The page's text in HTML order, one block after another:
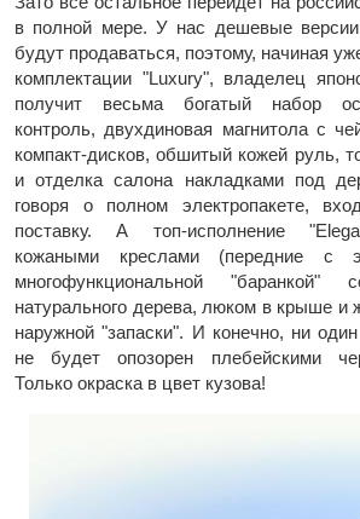
в полной мере. У нас дешевые
будут продаваться, поэтому, начиная
комплектации "Luxury", владелец
получит весьма богатый набор
контроль, двухдиновая магнитола с
компакт-дисков, обшитый кожей руль,
и отделка салона накладками под
говоря о полном электропакете,
поставку. А топ-исполнение
кожаными креслами (передние с
многофункциональной
натурального дерева, люком в крыше и
наружной "запаски". И конечно, ни
не будет опозорен плебейскими
Только окраска в цвет кузова!